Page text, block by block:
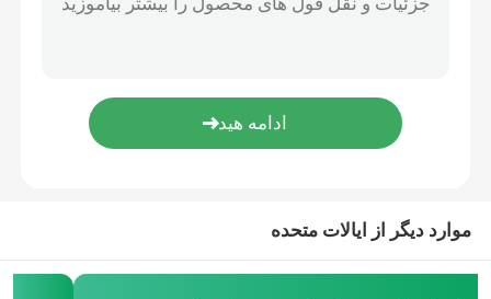
مبل حیوانات شکم پر
موارد دیگر از ایالات متحده